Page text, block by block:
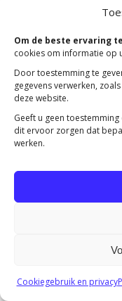
Om de beste ervaring
cookies om informatie op
Door toestemming te
gegevens verwerken,
deze website.
Geeft u geen
dit ervoor zorgen dat
werken.
Cookiegebruik en privacy